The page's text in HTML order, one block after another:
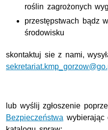
roślin zagrożonych
przestępstwach bądz
środowisku
skontaktuj sie z nami,
lub wyślij zgłoszenie
Bezpieczeństwa wybierając